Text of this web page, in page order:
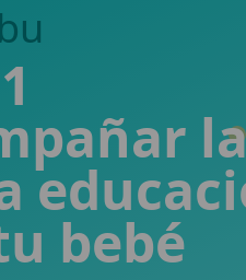
la
bebé